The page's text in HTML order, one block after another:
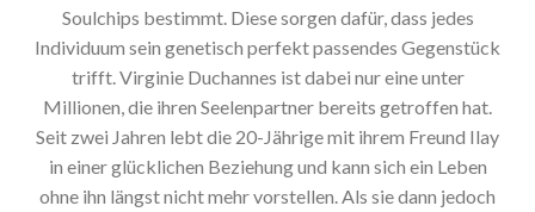
Soulchips bestimmt. Diese sorgen dafür, dass jedes
Individuum sein genetisch perfekt passendes Gegenstück
trifft. Virginie Duchannes ist dabei nur eine unter
Millionen, die ihren Seelenpartner bereits getroffen hat.
Seit zwei Jahren lebt die 20-Jährige mit ihrem Freund Ilay
in einer glücklichen Beziehung und kann sich ein Leben
ohne ihn längst nicht mehr vorstellen. Als sie dann jedoch